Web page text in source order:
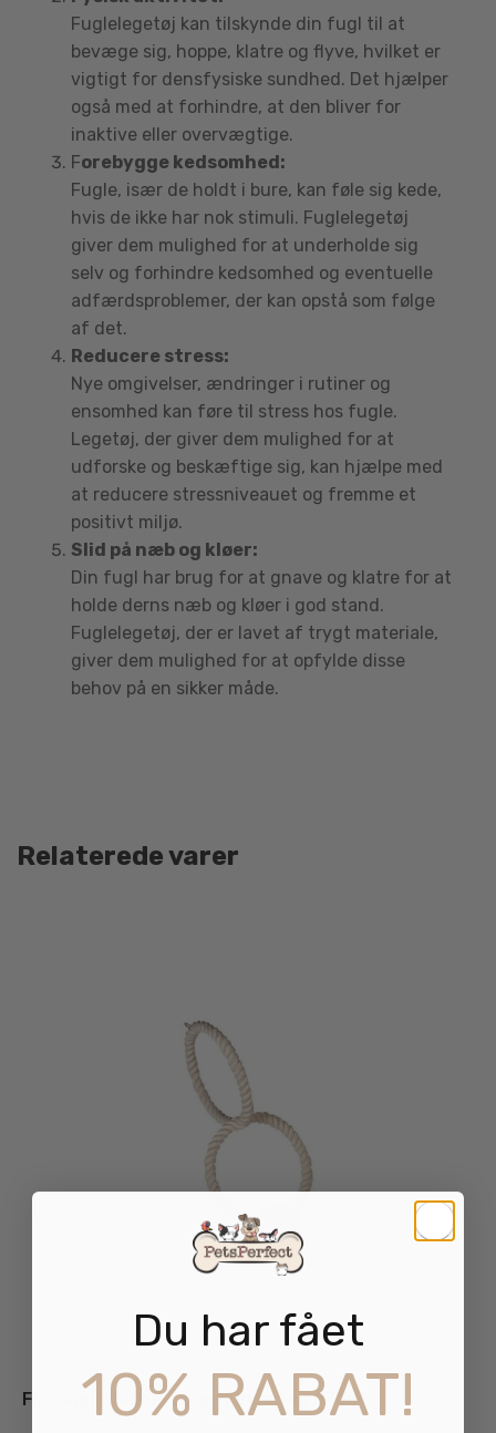
Fuglelegetøj kan tilskynde din fugl til at
bevæge sig, hoppe, klatre og flyve, hvilket er
vigtigt for densfysiske sundhed. Det hjælper
også med at forhindre, at den bliver for
inaktive eller overvægtige.
Forebygge kedsomhed:
Fugle, især de holdt i bure, kan føle sig kede,
hvis de ikke har nok stimuli. Fuglelegetøj
giver dem mulighed for at underholde sig
selv og forhindre kedsomhed og eventuelle
adfærdsproblemer, der kan opstå som følge
af det.
Reducere stress:
Nye omgivelser, ændringer i rutiner og
ensomhed kan føre til stress hos fugle.
Legetøj, der giver dem mulighed for at
udforske og beskæftige sig, kan hjælpe med
at reducere stressniveauet og fremme et
positivt miljø.
Slid på næb og kløer:
Din fugl har brug for at gnave og klatre for at
holde derns næb og kløer i god stand.
Fuglelegetøj, der er lavet af trygt materiale,
giver dem mulighed for at opfylde disse
behov på en sikker måde.
Relaterede varer
Flamingo Dobbel Large Fuglering Ø30cm
Du har fået
10% RABAT!